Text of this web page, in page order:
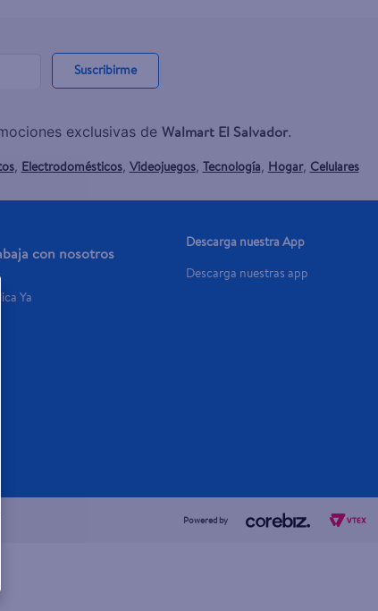
Suscribirme
exclusivas de Walmart El Salvador.
, Electrodomésticos, Videojuegos, Tecnología, Hogar, Celulares
con nosotros
Ya
Descarga nuestra App
Descarga nuestras app
Powered by